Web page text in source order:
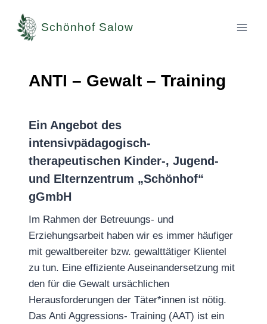
Inhalt
springen
Schönhof Salow
ANTI – Gewalt – Training
Ein Angebot des
intensivpädagogisch-
therapeutischen Kinder-, Jugend-
und Elternzentrum „Schönhof“
gGmbH
Im Rahmen der Betreuungs- und
Erziehungsarbeit haben wir es immer häufiger
mit gewaltbereiter bzw. gewalttätiger Klientel
zu tun. Eine effiziente Auseinandersetzung mit
den für die Gewalt ursächlichen
Herausforderungen der Täter*innen ist nötig.
Das Anti Aggressions- Training (AAT) ist ein